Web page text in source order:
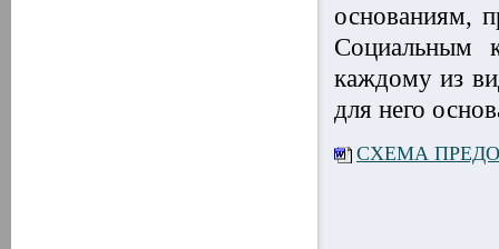
основаниям,
Социальным
каждому из
для него
СХЕМА